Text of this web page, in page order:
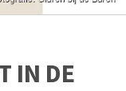
IN DE